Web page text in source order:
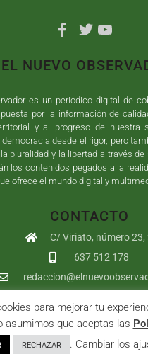
EL NUEVO
es un periodico digital de
por la información de
y al progreso de nuestra
desde el rigor, pero
pluralidad y la libertad a través
los contenidos pegados a la
ofrece el mundo digital y
CONTACTO
C/ Viriato, número 23,
637 512 178
El Nuevo Observador |
| All Rights Reserved |
Privacidad|Política de cookies
para mejorar tu
asumimos que aceptas las
RECHAZAR . Cambiar los